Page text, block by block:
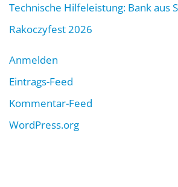
Technische Hilfeleistung: Bank aus
Rakoczyfest 2026
Anmelden
Eintrags-Feed
Kommentar-Feed
WordPress.org